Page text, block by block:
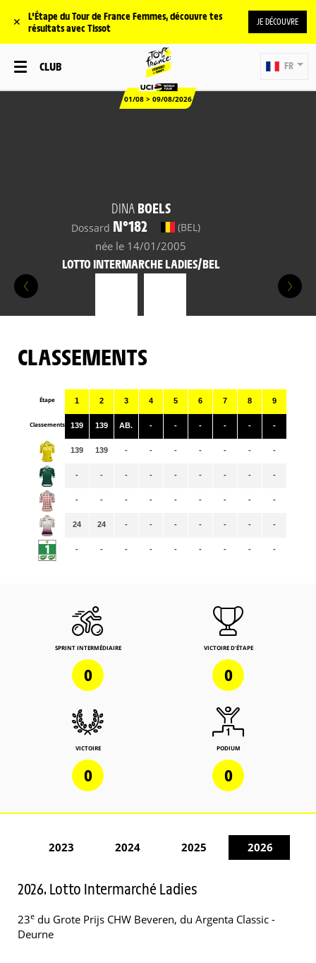
✕
L'Étape du Tour de France Femmes, découvre tes
résultats avec Tissot
JE DÉCOUVRE
CLUB
01/08 > 09/08/2026
FR
DINA BOELS
Dossard N°182 (BEL)
née le 14/01/2005
LOTTO INTERMARCHE LADIES/BEL
CLASSEMENTS
Étape
Classements
1
139
139
-
-
24
-
2
139
139
-
-
24
-
3
AB.
-
-
-
-
-
4
-
-
-
-
-
-
5
-
-
-
-
-
-
6
-
-
-
-
-
-
7
-
-
-
-
-
-
8
-
-
-
-
-
-
9
-
-
-
-
-
-
SPRINT INTERMÉDIAIRE
0
VICTOIRE D'ÉTAPE
0
VICTOIRE
0
PODIUM
0
2023 2024 2025 2026
2026. Lotto Intermarché Ladies
23e du Grote Prijs CHW Beveren, du Argenta Classic -
Deurne